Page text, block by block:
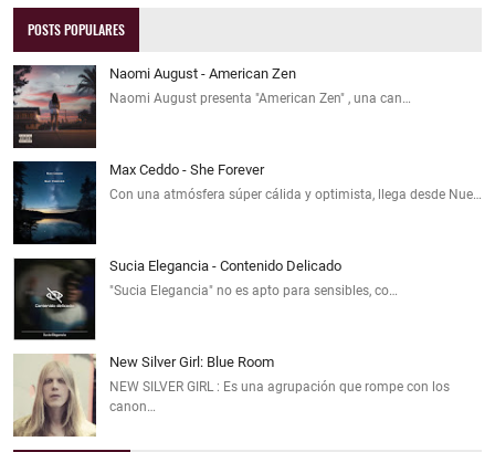
POSTS POPULARES
Naomi August - American Zen
Naomi August presenta "American Zen" , una can…
Max Ceddo - She Forever
Con una atmósfera súper cálida y optimista, llega desde Nue…
Sucia Elegancia - Contenido Delicado
"Sucia Elegancia" no es apto para sensibles, co…
New Silver Girl: Blue Room
NEW SILVER GIRL : Es una agrupación que rompe con los
canon…